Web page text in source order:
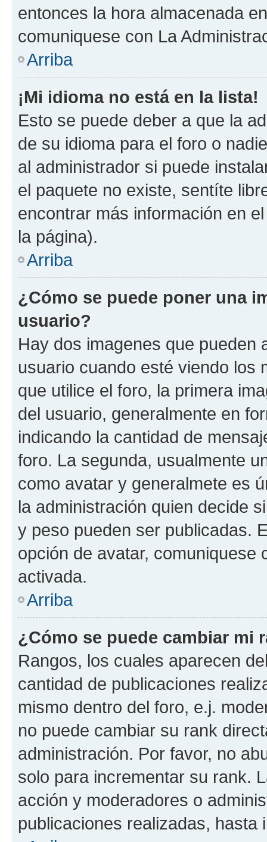
entonces la hora almacenada
comuniquese con La
Arriba
¡Mi idioma no está en la lista!
Esto se puede deber a que la
de su idioma para el foro o
al administrador si puede
el paquete no existe, sentíte
encontrar más información en
la página).
Arriba
¿Cómo se puede poner una
usuario?
Hay dos imagenes que pueden
usuario cuando esté viendo los
que utilice el foro, la primera
del usuario, generalmente en
indicando la cantidad de
foro. La segunda, usualmente
como avatar y generalmete es
la administración quien decide
y peso pueden ser publicadas.
opción de avatar, comuniquese
activada.
Arriba
¿Cómo se puede cambiar mi
Rangos, los cuales aparecen
cantidad de publicaciones
mismo dentro del foro, e.j.
no puede cambiar su rank
administración. Por favor, no
solo para incrementar su rank.
acción y moderadores o
publicaciones realizadas, hasta